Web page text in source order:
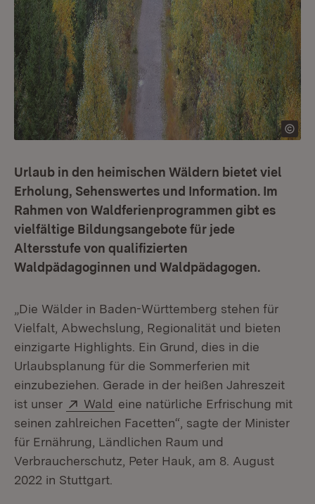
Urlaub in den heimischen Wäldern bietet viel
Erholung, Sehenswertes und Information. Im
Rahmen von Waldferienprogrammen gibt es
vielfältige Bildungsangebote für jede
Altersstufe von qualifizierten
Waldpädagoginnen und Waldpädagogen.
„Die Wälder in Baden-Württemberg stehen für
Vielfalt, Abwechslung, Regionalität und bieten
einzigarte Highlights. Ein Grund, dies in die
Urlaubsplanung für die Sommerferien mit
einzubeziehen. Gerade in der heißen Jahreszeit
ist unser
Extern:
Wald (Öffnet in neuem Fenster)
eine natürliche Erfrischung mit
seinen zahlreichen Facetten“, sagte der Minister
für Ernährung, Ländlichen Raum und
Verbraucherschutz, Peter Hauk, am 8. August
2022 in Stuttgart.